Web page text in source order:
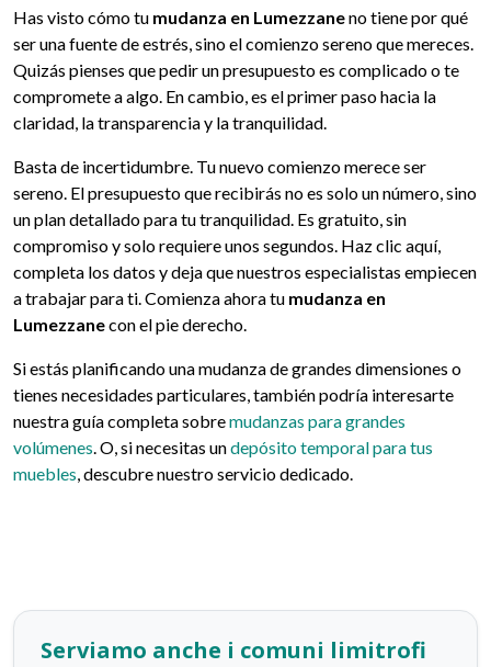
Has visto cómo tu mudanza en Lumezzaneno tiene por qué
ser una fuente de estrés, sino el comienzo sereno que mereces.
Quizás pienses que pedir un presupuesto es complicado o te
compromete a algo. En cambio, es el primer paso hacia la
claridad, la transparencia y la tranquilidad.
Basta de incertidumbre. Tu nuevo comienzo merece ser
sereno. El presupuesto que recibirás no es solo un número, sino
un plan detallado para tu tranquilidad. Es gratuito, sin
compromiso y solo requiere unos segundos. Haz clic aquí,
completa los datos y deja que nuestros especialistas empiecen
a trabajar para ti. Comienza ahora tu mudanza en
Lumezzanecon el pie derecho.
Si estás planificando una mudanza de grandes dimensiones o
tienes necesidades particulares, también podría interesarte
nuestra guía completa sobremudanzas para grandes
volúmenes. O, si necesitas undepósito temporal para tus
muebles, descubre nuestro servicio dedicado.
Serviamo anche i comuni limitrofi